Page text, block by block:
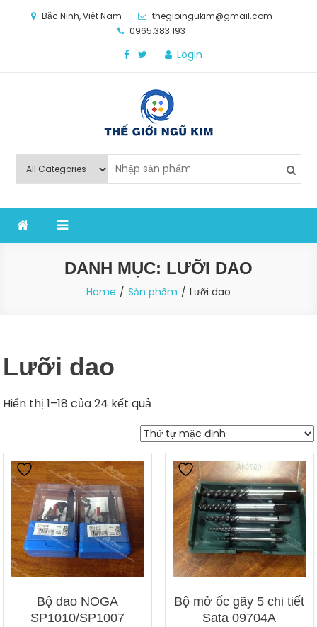
Bắc Ninh, Việt Nam
thegioingukim@gmail.com
0965.383.193
Login
Thế Giới Ngũ Kim
nghiệp sản xuất
DANH MỤC: LƯỠI DAO
Home Sản phẩm Lưỡi dao
Lưỡi dao
Hiển thị 1–18 của 24 kết quả
Bộ dao NOGA
SP1010/SP1007
Bộ mở ốc gãy 5 chi tiết
Sata 09704A